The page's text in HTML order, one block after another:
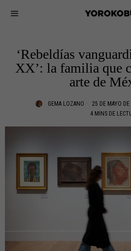
‘Rebeldías
XX’: la familia que
arte de
GEMA LOZANO 25 DE MAYO
4 MINS DE